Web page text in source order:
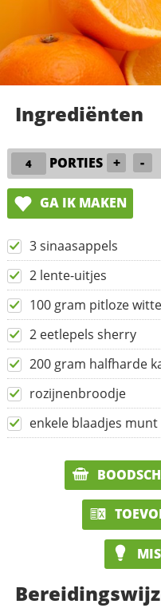
Ingrediënten
PORTIES + -
GA IK MAKEN
3 sinaasappels
2 lente-uitjes
100 gram pitloze
2 eetlepels sherry
200 gram halfharde
rozijnenbroodje
enkele blaadjes munt